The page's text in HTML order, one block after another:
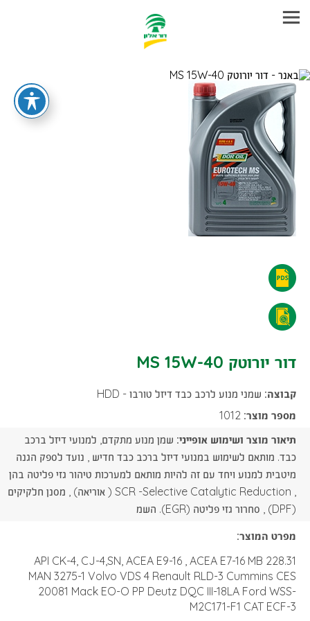
מעבר
מהיר
לתוכן
הראשי
15W-
40
-
הורדת
קובץ
PDF
MS
15W-
-
הורדת
קובץ
PDF
דור יורוטק MS 15W-40
קבוצה: שמני מנוע לרכב כבד דיזל טורבו - HDD
מספר מוצר:
תיאור מוצר ושימוש אופייני: שמן מנוע מתקדם, למנועי דיזל ברכב
כבד. מותאם לשימוש במנועי דיזל ברכב כבד חדיש , נועד לספק הגנה
מיטבית למנוע ויחד עם זה להיות מותאם למערכות טיהור גזי פליטה בהן
, SCR -Selective Catalytic Reduction ( אוריאה) , מסנן חלקיקים
(DPF) , סחרור גזי פליטה (EGR). השמ
מפרט המוצר:
API CK-4, CJ-4,SN, ACEA E9-16 , ACEA E7-16 MB 228.31
MAN 3275-1 Volvo VDS 4 Renault RLD-3 Cummins CES
20081 Mack EO-O PP Deutz DQC III-18LA Ford WSS-
M2C171-F1 CAT ECF-3